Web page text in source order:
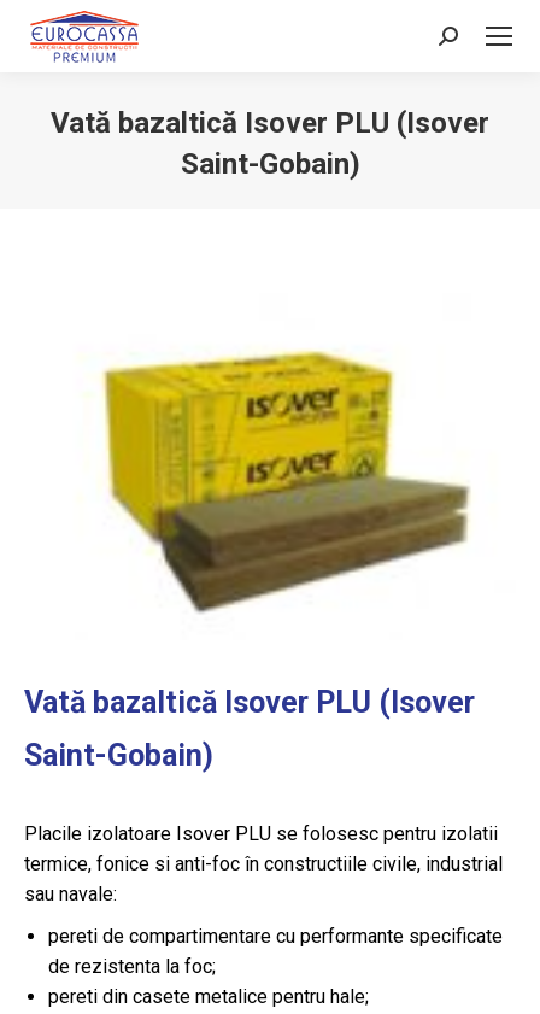
Search:
Vată bazaltică Isover PLU (Isover
Saint-Gobain)
Vată bazaltică Isover PLU (Isover
Saint-Gobain)
Placile izolatoare Isover PLU se folosesc pentru izolatii
termice, fonice si anti-foc în constructiile civile, industrial
sau navale:
pereti de compartimentare cu performante specificate
de rezistenta la foc;
pereti din casete metalice pentru hale;